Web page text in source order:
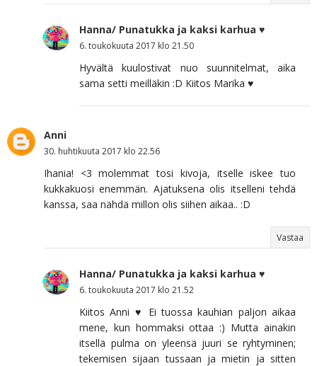
Hanna/ Punatukka ja kaksi karhua ♥
6. toukokuuta 2017 klo 21.50
Hyvältä kuulostivat nuo suunnitelmat, aika
sama setti meilläkin :D Kiitos Marika ♥
Anni
30. huhtikuuta 2017 klo 22.56
Ihania! <3 molemmat tosi kivoja, itselle iskee tuo
kukkakuosi enemmän. Ajatuksena olis itselleni tehdä
kanssa, saa nähdä millon olis siihen aikaa.. :D
Vastaa
Hanna/ Punatukka ja kaksi karhua ♥
6. toukokuuta 2017 klo 21.52
Kiitos Anni ♥ Ei tuossa kauhian paljon aikaa
mene, kun hommaksi ottaa :) Mutta ainakin
itsellä pulma on yleensä juuri se ryhtyminen;
tekemisen sijaan tussaan ja mietin ja sitten